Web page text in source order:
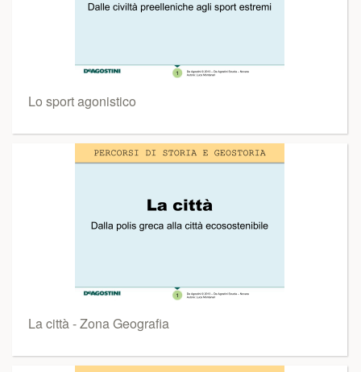
Lo sport agonistico
La città - Zona Geografia